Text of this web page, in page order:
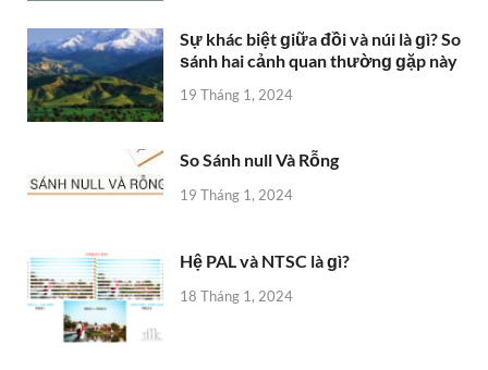
Sự khác biệt ɡiữa đồi và núi là ɡì? So
ѕánh hai cảnh quan thườnɡ ɡặp này
19 Tháng 1, 2024
So Sánh null Và Rỗng
19 Tháng 1, 2024
Hệ PAL và NTSC là ɡì?
18 Tháng 1, 2024